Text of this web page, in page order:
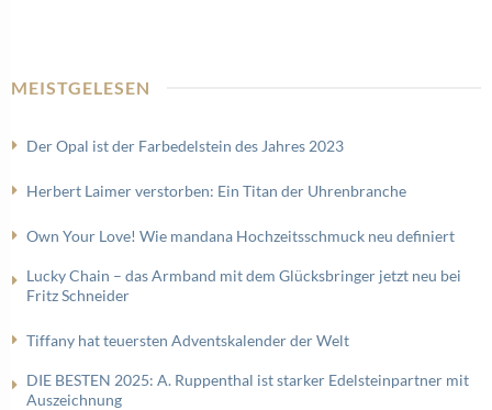
MEISTGELESEN
Der Opal ist der Farbedelstein des Jahres 2023
Herbert Laimer verstorben: Ein Titan der Uhrenbranche
Own Your Love! Wie mandana Hochzeitsschmuck neu definiert
Lucky Chain – das Armband mit dem Glücksbringer jetzt neu bei
Fritz Schneider
Tiffany hat teuersten Adventskalender der Welt
DIE BESTEN 2025: A. Ruppenthal ist starker Edelsteinpartner mit
Auszeichnung